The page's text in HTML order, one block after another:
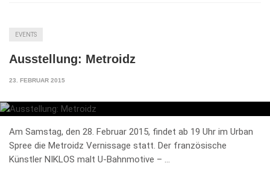
EVENTS
Ausstellung: Metroidz
23. FEBRUAR 2015
Am Samstag, den 28. Februar 2015, findet ab 19 Uhr im Urban
Spree die Metroidz Vernissage statt. Der französische
Künstler NIKLOS malt U-Bahnmotive – …